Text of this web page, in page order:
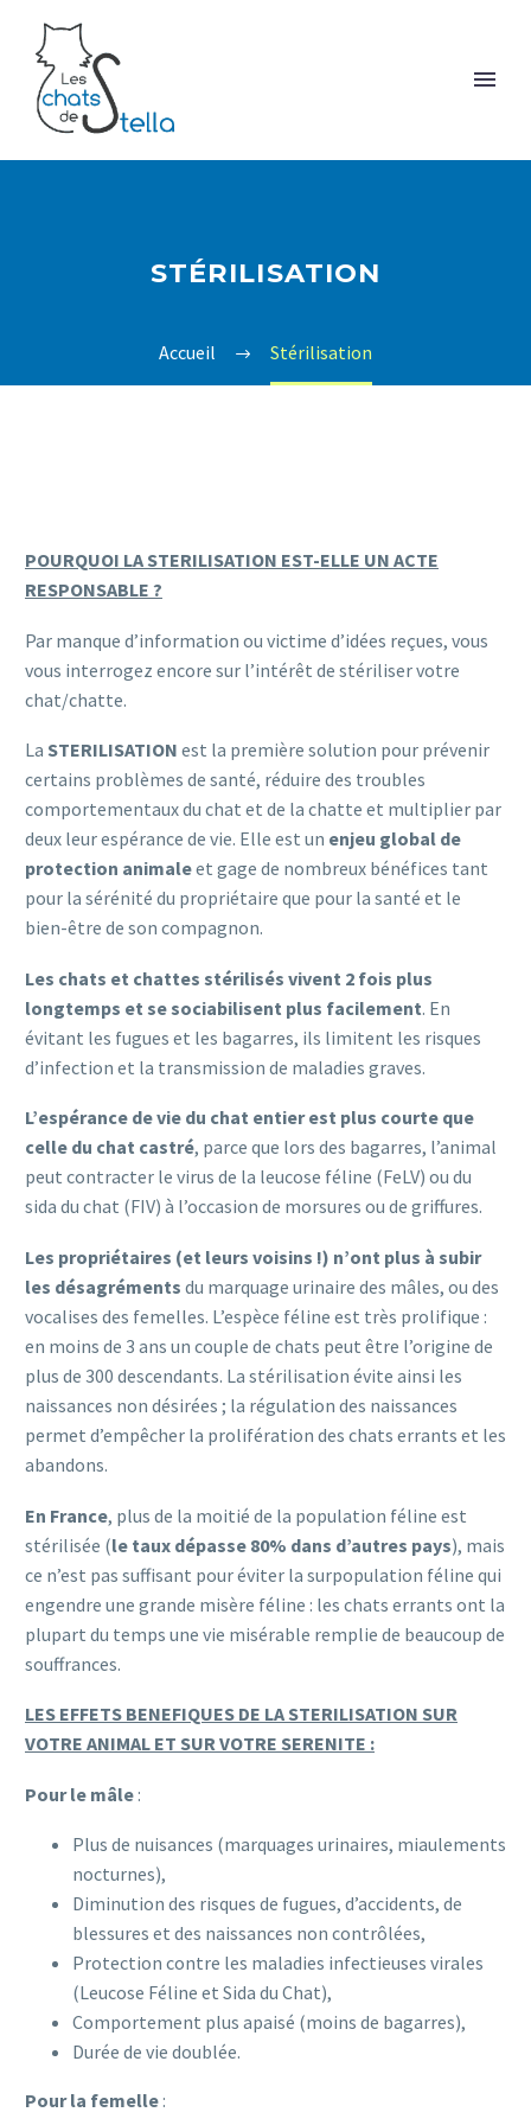
STÉRILISATION
Accueil Stérilisation
POURQUOI LA STERILISATION EST-ELLE UN ACTE
RESPONSABLE ?
Par manque d’information ou victime d’idées reçues, vous
vous interrogez encore sur l’intérêt de stériliser votre
chat/chatte.
La STERILISATION est la première solution pour prévenir
certains problèmes de santé, réduire des troubles
comportementaux du chat et de la chatte et multiplier par
deux leur espérance de vie. Elle est un enjeu global de
protection animaleet gage de nombreux bénéfices tant
pour la sérénité du propriétaire que pour la santé et le
bien-être de son compagnon.
Les chats et chattes stérilisés vivent 2 fois plus
longtemps et se sociabilisent plus facilement. En
évitant les fugues et les bagarres, ils limitent les risques
d’infection et la transmission de maladies graves.
L’espérance de vie du chat entier est plus courte que
celle du chat castré, parce que lors des bagarres, l’animal
peut contracter le virus de la leucose féline (FeLV) ou du
sida du chat (FIV) à l’occasion de morsures ou de griffures.
Les propriétaires (et leurs voisins !) n’ont plus à subir
les désagréments du marquage urinaire des mâles, ou des
vocalises des femelles. L’espèce féline est très prolifique :
en moins de 3 ans un couple de chats peut être l’origine de
plus de 300 descendants. La stérilisation évite ainsi les
naissances non désirées ; la régulation des naissances
permet d’empêcher la prolifération des chats errants et les
abandons.
En France, plus de la moitié de la population féline est
stérilisée (le taux dépasse 80% dans d’autres pays), mais
ce n’est pas suffisant pour éviter la surpopulation féline qui
engendre une grande misère féline : les chats errants ont la
plupart du temps une vie misérable remplie de beaucoup de
souffrances.
LES EFFETS BENEFIQUES DE LA STERILISATION SUR
VOTRE ANIMAL ET SUR VOTRE SERENITE :
Pour le mâle :
Plus de nuisances (marquages urinaires, miaulements
nocturnes),
Diminution des risques de fugues, d’accidents, de
blessures et des naissances non contrôlées,
Protection contre les maladies infectieuses virales
(Leucose Féline et Sida du Chat),
Comportement plus apaisé (moins de bagarres),
Durée de vie doublée.
Pour la femelle :